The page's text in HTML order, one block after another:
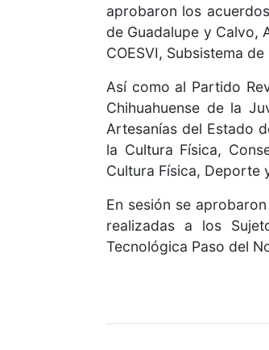
aprobaron los
de Guadalupe y Calvo,
COESVI, Subsistema
Así como al Partido
Chihuahuense de la
Artesanías del Estado
la Cultura Física,
Cultura Física, Deporte
En sesión se
realizadas a los
Tecnológica Paso del